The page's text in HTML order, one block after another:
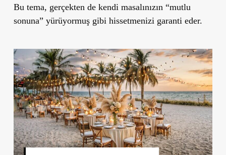
Bu tema, gerçekten de kendi masalınızın “mutlu
sonuna” yürüyormuş gibi hissetmenizi garanti eder.